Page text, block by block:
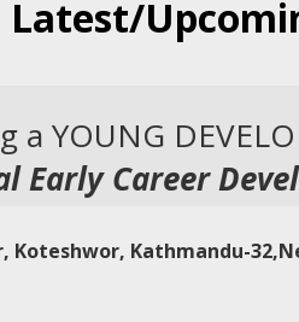
Latest/
a YOUNG
Early Career
Koteshwor, Kathmandu-